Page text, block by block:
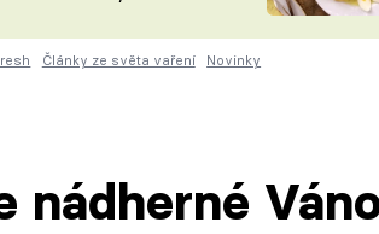
ČESKO NA TALÍŘI
Články ze světa vaření Novinky
nádherné